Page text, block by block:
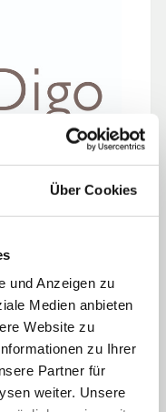
Über Cookies
und Anzeigen zu
Medien anbieten
Website zu
zu Ihrer
Partner für
weiter. Unsere
Anlagen
eines
dann ist
für Sie. Ihre
Zeit
Plattform,